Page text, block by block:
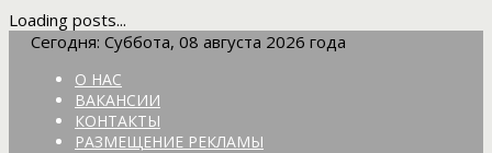
Loading posts...
Сегодня: Суббота, 08 августа 2026 года
О НАС
ВАКАНСИИ
КОНТАКТЫ
РАЗМЕЩЕНИЕ РЕКЛАМЫ